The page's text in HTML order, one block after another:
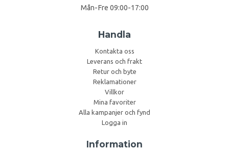
Mån-Fre 09:00-17:00
Handla
Kontakta oss
Leverans och frakt
Retur och byte
Reklamationer
Villkor
Mina favoriter
Alla kampanjer och fynd
Logga in
Information